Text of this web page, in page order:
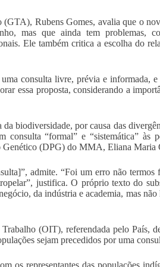
Rubens Gomes, avalia que o
mas que ainda tem problemas,
Ele também critica a escolha do
consulta livre, prévia e informada,
essa proposta, considerando a
biodiversidade, por causa das
“formal” e “sistemática” às
Genético (DPG) do MMA, Eliana Maria
admite. “Foi um erro não
justifica. O próprio texto do
da indústria e academia, mas
(OIT), referendada pelo País,
sejam precedidos por uma
os representantes das populações